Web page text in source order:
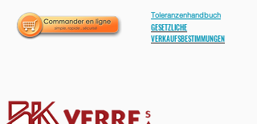
Toleranzenhandbuch
GESETZLICHE
VERKAUFSBESTIMMUNGEN